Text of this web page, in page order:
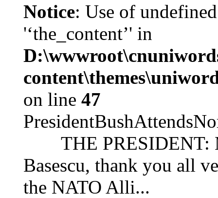
Notice: Use of
'‘the_content’' in
on line 47
THE PRESIDENT:
Basescu, thank you all
the NATO Alli...